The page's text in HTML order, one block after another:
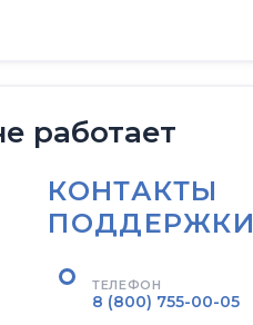
работает
КОНТАКТЫ
ПОДДЕРЖКИ
ТЕЛЕФОН
8 (800) 755-00-05